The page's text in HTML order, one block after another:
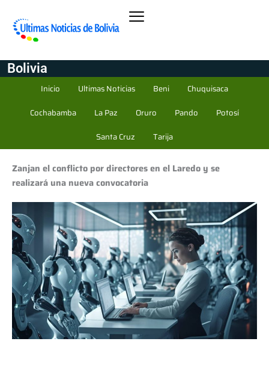
Bolivia
Inicio Ultimas Noticias Beni
Chuquisaca
Cochabamba
La Paz Oruro Pando
Potosí
Santa Cruz
Tarija
Zanjan el conflicto por directores en el Laredo y se
realizará una nueva convocatoria